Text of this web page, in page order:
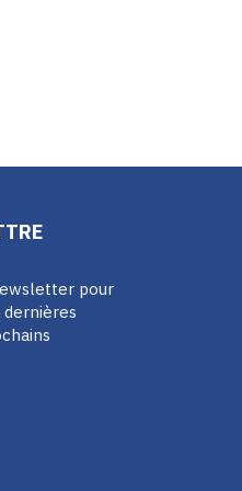
pour
dernières